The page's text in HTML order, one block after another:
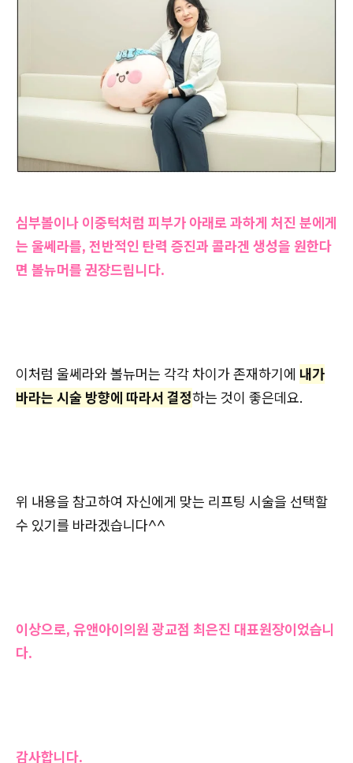
심부볼이나 이중턱처럼 피부가 아래로 과하게 처진 분에게
는 울쎄라를, 전반적인 탄력 증진과 콜라겐 생성을 원한다
면 볼뉴머를 권장드립니다.
이처럼 울쎄라와 볼뉴머는 각각 차이가 존재하기에 내가
바라는 시술 방향에 따라서 결정하는 것이 좋은데요.
위 내용을 참고하여 자신에게 맞는 리프팅 시술을 선택할
수 있기를 바라겠습니다^^
이상으로, 유앤아이의원 광교점 최은진 대표원장이었습니
다.
감사합니다.